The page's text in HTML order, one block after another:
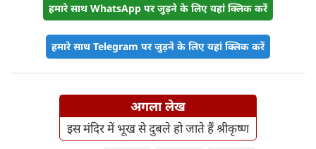
हमारे साथ WhatsApp पर जुड़ने के लिए यहां क्लिक करें
हमारे साथ Telegram पर जुड़ने के लिए यहां क्लिक करें
अगला लेख
इस मंदिर में भूख से दुबले हो जाते हैं श्रीकृष्ण